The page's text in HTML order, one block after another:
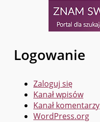
Logowanie
Zaloguj się
Kanał wpisów
Kanał komentarzy
WordPress.org